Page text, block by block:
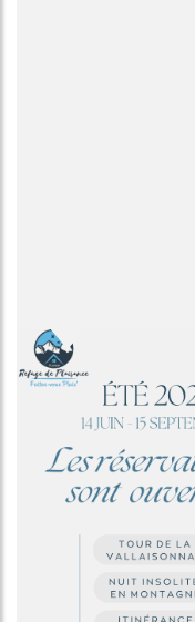
Image